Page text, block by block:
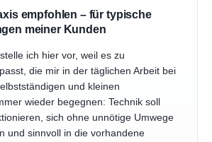
empfohlen – für typische
meiner Kunden
ich hier vor, weil es zu
die mir in der täglichen Arbeit bei
und kleinen
wieder begegnen: Technik soll
sich ohne unnötige Umwege
und sinnvoll in die vorhandene